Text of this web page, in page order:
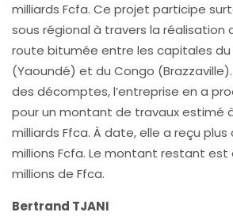
milliards Fcfa. Ce projet participe
sous régional à travers la réalisation
route bitumée entre les capitales du
(Yaoundé) et du Congo
des décomptes, l’entreprise en a
pour un montant de travaux estimé
milliards Ffca. À date, elle a reçu plus
millions Fcfa. Le montant restant est
millions de Ffca.
Bertrand TJANI